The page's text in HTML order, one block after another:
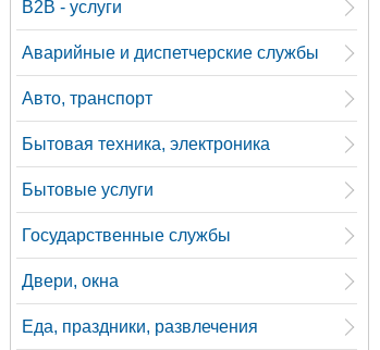
B2B - услуги
Аварийные и диспетчерские службы
Авто, транспорт
Бытовая техника, электроника
Бытовые услуги
Государственные службы
Двери, окна
Еда, праздники, развлечения